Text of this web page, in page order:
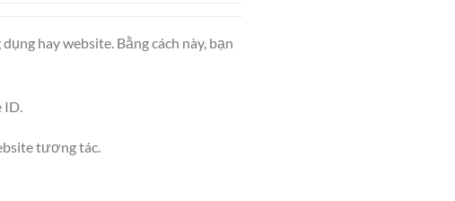
hay website. Bằng cách này, bạn
tương tác.